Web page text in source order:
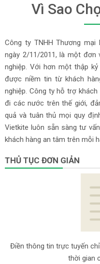
Vì Sao
Công ty TNHH Thương mại
ngày 2/11/2011, là một
nghiệp. Với hơn một thập
được niềm tin từ khách
nghiệp. Công ty hỗ trợ
đi các nước trên thế giới,
quả và tuân thủ mọi quy
Vietkite luôn sẵn sàng tư
khách hàng an tâm trên mỗi
THỦ TỤC ĐƠN GIẢN
Điền thông tin trực tuyến
thời gian